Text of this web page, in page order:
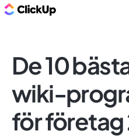
De 10
wiki-
för företag